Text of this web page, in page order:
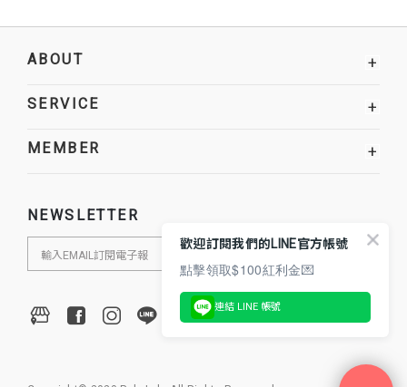
ABOUT +
SERVICE +
MEMBER +
NEWSLETTER
歡迎訂閱我們的LINE官方帳號
點擊領取$100紅利金💌
連結 LINE 帳號